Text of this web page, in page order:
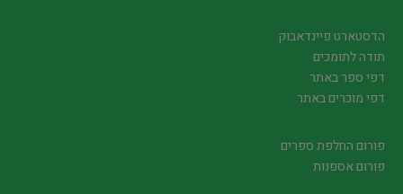
הדסטארט פיינדאבוק
תודה לתומכים
דפי ספר באתר
דפי מוכרים באתר
פורום החלפת ספרים
פורום אספנות